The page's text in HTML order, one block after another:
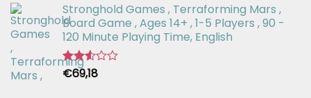
mit
2.64
von 5
Stronghold Games , Terraforming Mars ,
Board Game , Ages 14+ , 1-5 Players , 90 -
120 Minute Playing Time, English
Bewertet
€69,18